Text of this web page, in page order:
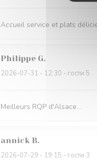
Accueil service et plats
Philippe G
2026-07-31 - 12:30 - гости 5
Meilleurs RQP d'Alsace...
annick B
2026-07-29 - 19:15 - гости 3